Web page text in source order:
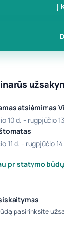
Į
atsiėmimas
10 d. - rugpjūčio
11 d. - rugpjūčio 14
pristatymo būdų
pasirinksite